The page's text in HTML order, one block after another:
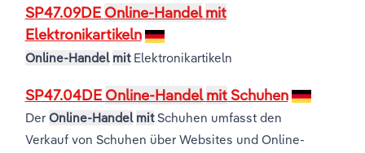
BRANCHENREPORTE
SP47.09DE Online-Handel mit
Elektronikartikeln
Online-Handel mitElektronikartikeln
SP47.04DE Online-Handel mitSchuhen
Der Online-Handel mitSchuhen umfasst den
Verkauf von Schuhen über Websites und Online-
Groß- und Einzelhandel
Freiberufliche, wissenschaftliche und
technische Dienstleistungen
Deutschland
Irland
Marketing
Sales Vertrieb